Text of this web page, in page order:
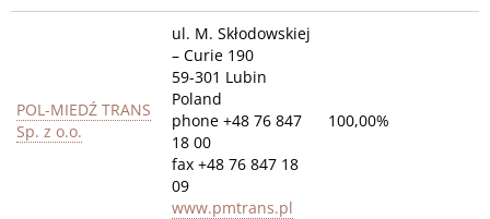
POL-MIEDŹ TRANS
Sp. z o.o.
ul. M. Skłodowskiej
– Curie 190
59-301 Lubin
Poland
phone +48 76 847
18 00
fax +48 76 847 18
09
www.pmtrans.pl
100,00%